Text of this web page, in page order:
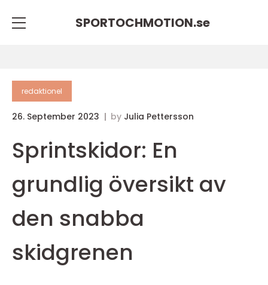
SPORTOCHMOTION.se
redaktionel
26. September 2023 by Julia Pettersson
Sprintskidor: En
grundlig översikt av
den snabba
skidgrenen